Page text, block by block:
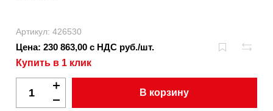
Артикул: 426530
Цена: 230 863,00 с НДС руб./шт.
Купить в 1 клик
В корзину